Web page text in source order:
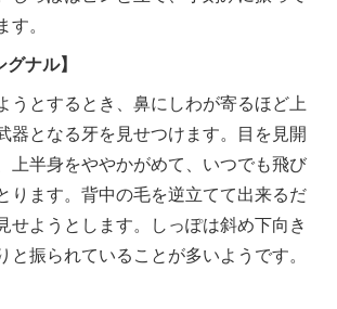
。
ナル】
うとするとき、鼻にしわが寄るほど上
器となる牙を見せつけます。目を見開
上半身をややかがめて、いつでも飛び
ります。背中の毛を逆立てて出来るだ
せようとします。しっぽは斜め下向き
と振られていることが多いようです。